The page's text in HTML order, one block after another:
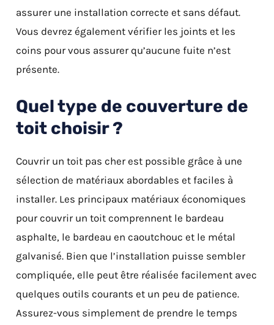
assurer une installation correcte et sans défaut.
Vous devrez également vérifier les joints et les
coins pour vous assurer qu’aucune fuite n’est
présente.
Quel type de couverture de
toit choisir ?
Couvrir un toit pas cher est possible grâce à une
sélection de matériaux abordables et faciles à
installer. Les principaux matériaux économiques
pour couvrir un toit comprennent le bardeau
asphalte, le bardeau en caoutchouc et le métal
galvanisé. Bien que l’installation puisse sembler
compliquée, elle peut être réalisée facilement avec
quelques outils courants et un peu de patience.
Assurez-vous simplement de prendre le temps